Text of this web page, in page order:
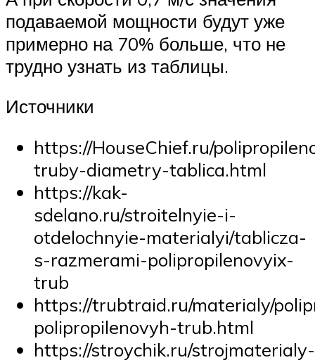
подаваемой мощности будут уже
примерно на 70% больше, что не
трудно узнать из таблицы.
Источники
https://HouseChief.ru/
truby-diametry-tablica.html
https://kak-
sdelano.ru/stroitelnyie-i-
otdelochnyie-materialyi/tablicza-
s-razmerami-polipropilenovyix-
trub
https://trubtraid.ru/materialy/
polipropilenovyh-trub.html
https://stroychik.ru/strojmaterialy-